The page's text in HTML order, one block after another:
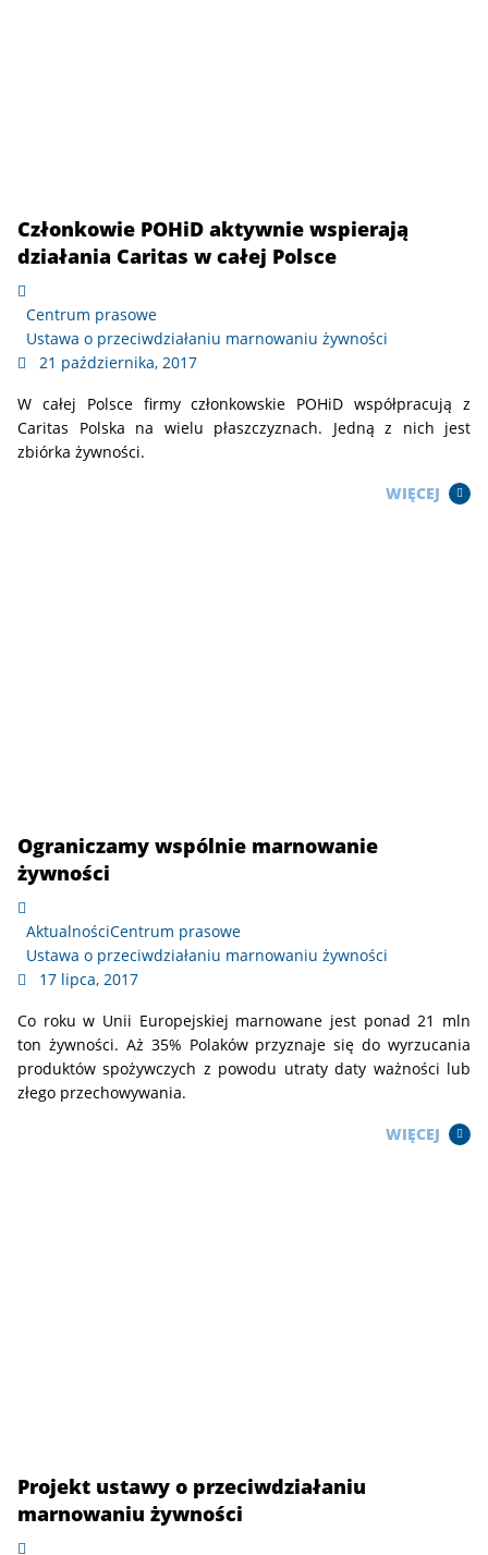
Członkowie POHiD aktywnie wspierają
działania Caritas w całej Polsce
Centrum prasowe
Ustawa o przeciwdziałaniu marnowaniu żywności
21 października, 2017
W całej Polsce firmy członkowskie POHiD współpracują z
Caritas Polska na wielu płaszczyznach. Jedną z nich jest
zbiórka żywności.
WIĘCEJ
Ograniczamy wspólnie marnowanie
żywności
AktualnościCentrum prasowe
Ustawa o przeciwdziałaniu marnowaniu żywności
17 lipca, 2017
Co roku w Unii Europejskiej marnowane jest ponad 21 mln
ton żywności. Aż 35% Polaków przyznaje się do wyrzucania
produktów spożywczych z powodu utraty daty ważności lub
złego przechowywania.
WIĘCEJ
Projekt ustawy o przeciwdziałaniu
marnowaniu żywności